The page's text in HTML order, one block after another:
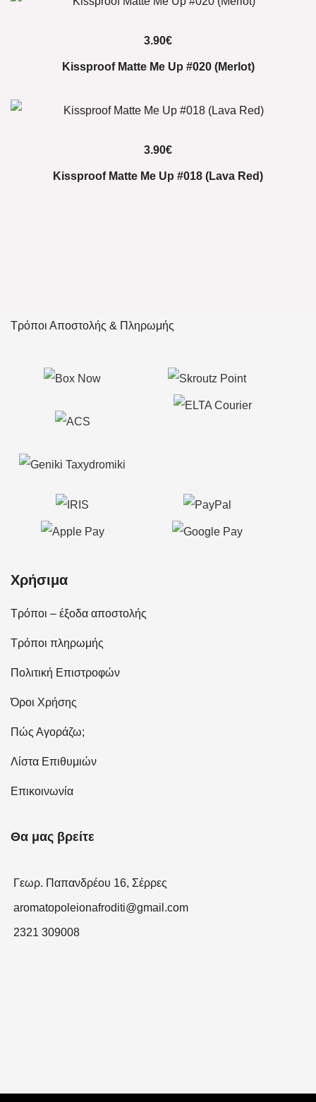
3.90€
Kissproof Matte Me Up #020 (Merlot)
3.90€
Kissproof Matte Me Up #018 (Lava Red)
Τρόποι Αποστολής & Πληρωμής
Χρήσιμα
Τρόποι – έξοδα αποστολής
Τρόποι πληρωμής
Πολιτική Επιστροφών
Όροι Χρήσης
Πώς Αγοράζω;
Λίστα Επιθυμιών
Επικοινωνία
Θα μας βρείτε
Γεωρ. Παπανδρέου 16, Σέρρες
aromatopoleionafroditi@gmail.com
2321 309008